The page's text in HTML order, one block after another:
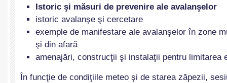
Istoric şi măsuri de prevenire ale avalanşelor
istoric avalanşe şi cercetare
exemple de manifestare ale avalanşelor în zone
şi din afară
amenajări, construcţii şi instalaţii pentru limitarea
În funcţie de condiţiile meteo şi de starea zăpezii,